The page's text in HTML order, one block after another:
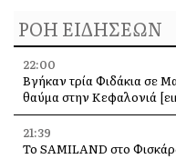
ΡΟΗ ΕΙΔΗΣΕΩΝ
22:00
Βγήκαν τρία Φιδάκια σε
θαύμα στην Κεφαλονιά
21:39
Το SAMILAND στο